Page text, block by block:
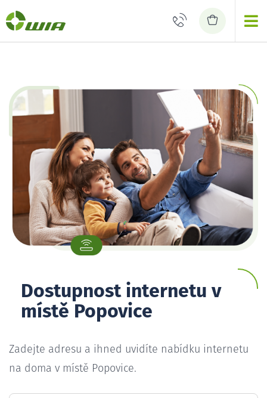
Dostupnost internetu v
místě Popovice
Zadejte adresu a ihned uvidíte nabídku internetu
na doma v místě Popovice.